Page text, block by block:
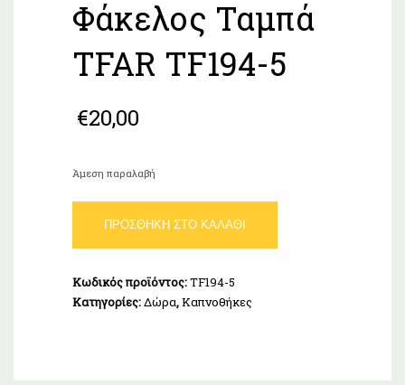
Φάκελος Ταμπά
TFAR TF194-5
€20,00
Άμεση παραλαβή
Δερμάτινη
Φάκελος
TFAR
TF194-
ΠΡΟΣΘΉΚΗ ΣΤΟ ΚΑΛΆΘΙ
Κωδικός προϊόντος:ΤF194-5
Κατηγορίες:Δώρα,Καπνοθήκες